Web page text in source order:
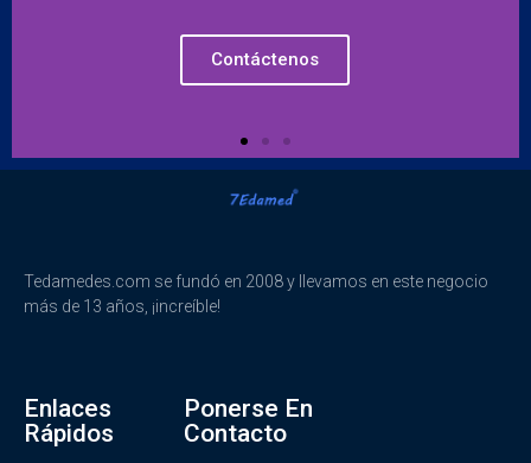
Contáctenos
Tedamedes.com se fundó en 2008 y llevamos en este negocio
más de 13 años, ¡increíble!
Enlaces
Rápidos
Ponerse En
Contacto